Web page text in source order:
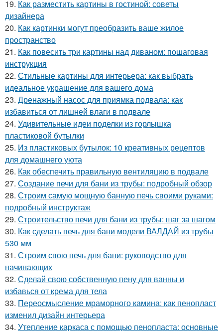
19. Как разместить картины в гостиной: советы
дизайнера
20. Как картинки могут преобразить ваше жилое
пространство
21. Как повесить три картины над диваном: пошаговая
инструкция
22. Стильные картины для интерьера: как выбрать
идеальное украшение для вашего дома
23. Дренажный насос для приямка подвала: как
избавиться от лишней влаги в подвале
24. Удивительные идеи поделки из горлышка
пластиковой бутылки
25. Из пластиковых бутылок: 10 креативных рецептов
для домашнего уюта
26. Как обеспечить правильную вентиляцию в подвале
27. Создание печи для бани из трубы: подробный обзор
28. Строим самую мощную банную печь своими руками:
подробный инструктаж
29. Строительство печи для бани из трубы: шаг за шагом
30. Как сделать печь для бани модели ВАЛДАЙ из трубы
530 мм
31. Строим свою печь для бани: руководство для
начинающих
32. Сделай свою собственную пену для ванны и
избавься от крема для тела
33. Переосмысление мраморного камина: как пенопласт
изменил дизайн интерьера
34. Утепление каркаса с помощью пенопласта: основные